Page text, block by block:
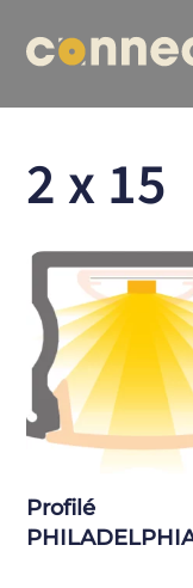
2 x 15
Profilé